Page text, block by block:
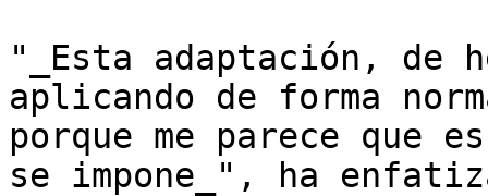
"_Esta adaptación, de
aplicando de forma
porque me parece que
se impone_", ha